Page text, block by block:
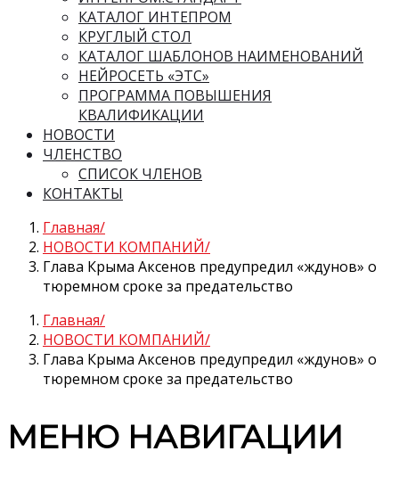
КАТАЛОГ ИНТЕПРОМ
КРУГЛЫЙ СТОЛ
КАТАЛОГ ШАБЛОНОВ НАИМЕНОВАНИЙ
НЕЙРОСЕТЬ «ЭТС»
ПРОГРАММА ПОВЫШЕНИЯ
КВАЛИФИКАЦИИ
НОВОСТИ
ЧЛЕНСТВО
СПИСОК ЧЛЕНОВ
КОНТАКТЫ
Главная
НОВОСТИ КОМПАНИЙ
Глава Крыма Аксенов предупредил «ждунов» о
тюремном сроке за предательство
Главная
НОВОСТИ КОМПАНИЙ
Глава Крыма Аксенов предупредил «ждунов» о
тюремном сроке за предательство
МЕНЮ НАВИГАЦИИ